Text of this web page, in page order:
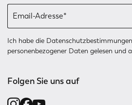
Ich habe die Datenschutzbestimmungen
personenbezogener Daten gelesen und
Folgen Sie uns auf